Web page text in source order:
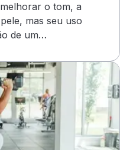
o tom, a
mas seu uso
de um